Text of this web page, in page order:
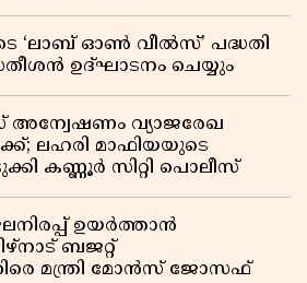
‘ലാബ് ഓൺ വീൽസ്’ പദ്ധതി
ഉദ്ഘാടനം ചെയ്യും
വ്യാജരേഖ
ലഹരി മാഫിയയുടെ
കണ്ണൂർ സിറ്റി പൊലീസ്
ഉയർത്താൻ
ബജറ്റ്
മന്ത്രി മോൻസ് ജോസഫ്